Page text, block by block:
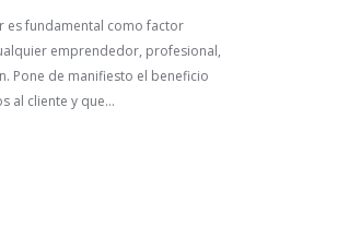
es fundamental como factor
emprendedor, profesional,
Pone de manifiesto el beneficio
al cliente y que…